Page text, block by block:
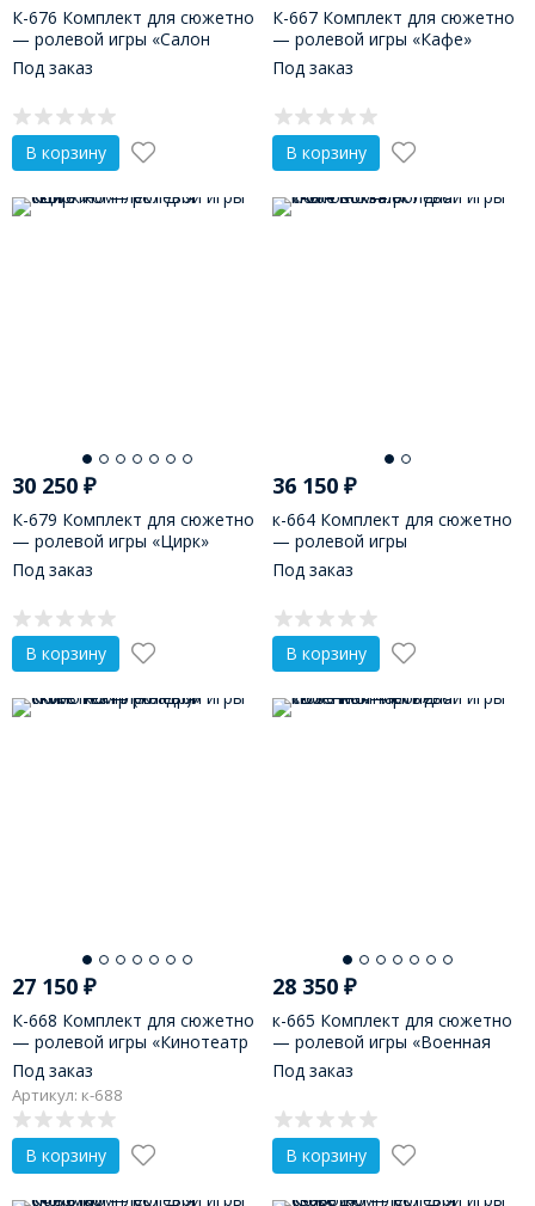
К-676 Комплект для сюжетно
— ролевой игры «Салон
красоты»
Под заказ
В корзину
К-667 Комплект для сюжетно
— ролевой игры «Кафе»
Под заказ
В корзину
30 250 ₽
К-679 Комплект для сюжетно
— ролевой игры «Цирк»
Под заказ
В корзину
36 150₽
к-664 Комплект для сюжетно
— ролевой игры
«Автовокзал»
Под заказ
В корзину
27 150 ₽
К-668 Комплект для сюжетно
— ролевой игры «Кинотеатр
(Театр)»
Под заказ
Артикул: к-688
В корзину
28 350₽
к-665 Комплект для сюжетно
— ролевой игры «Военная
часть»
Под заказ
В корзину